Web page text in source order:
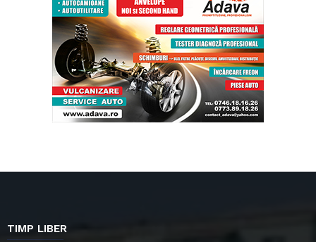
TIMP LIBER